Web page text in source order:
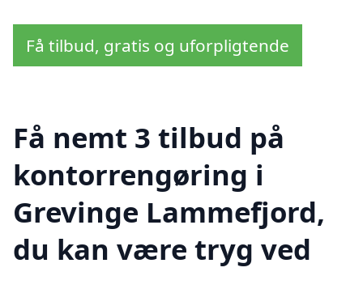
Få tilbud, gratis og uforpligtende
Få nemt 3 tilbud på
kontorrengøring i
Grevinge Lammefjord,
du kan være tryg ved